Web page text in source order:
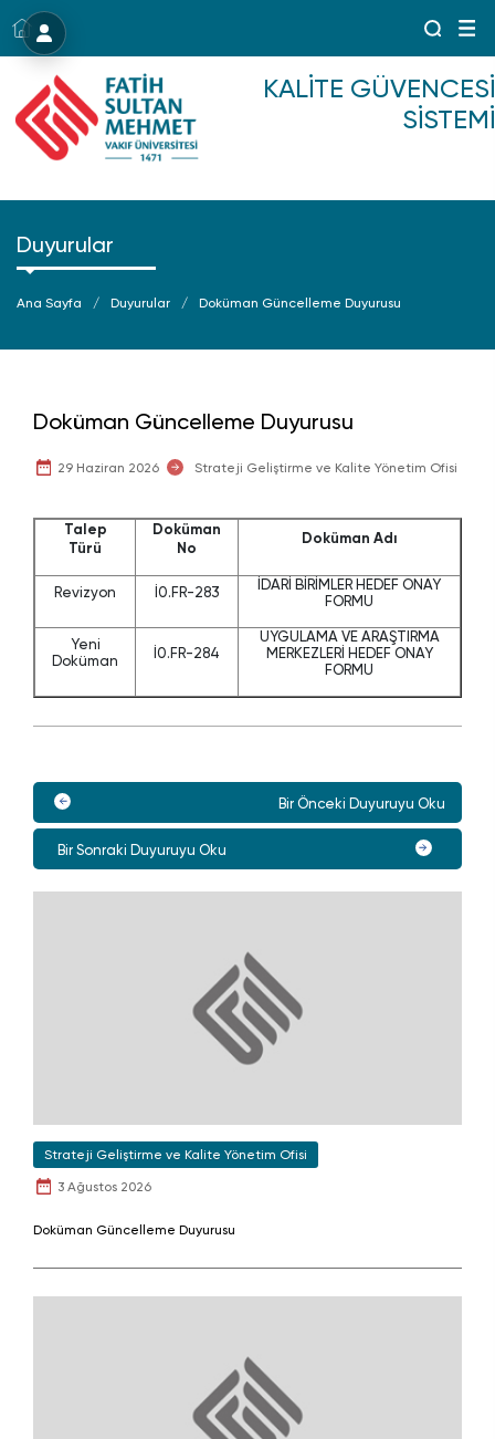
KALITE GÜVENCESI
SISTEMI
Menü
Duyurular
Ana Sayfa Duyurular Doküman Güncelleme Duyurusu
Doküman Güncelleme Duyurusu
29 Haziran 2026 Strateji Geliştirme ve Kalite Yönetim Ofisi
Talep
Türü
Doküman
No
Doküman Adı
Revizyon İ0.FR-283
İDARİ BİRİMLER HEDEF ONAY
FORMU
Yeni
Doküman
İ0.FR-284
UYGULAMA VE ARAŞTIRMA
MERKEZLERİ HEDEF ONAY
FORMU
Bir Önceki Duyuruyu Oku
Bir Sonraki Duyuruyu Oku
Strateji Geliştirme ve Kalite Yönetim Ofisi
3 Ağustos 2026
Doküman Güncelleme Duyurusu